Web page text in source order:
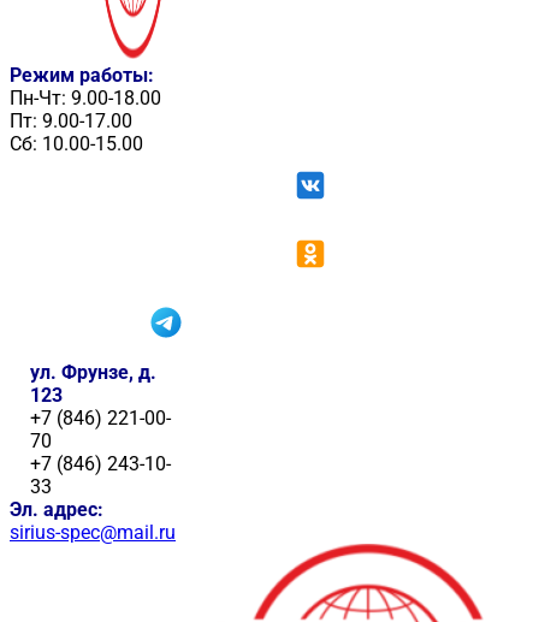
Режим работы:
Пн-Чт: 9.00-18.00
Пт: 9.00-17.00
Сб: 10.00-15.00
ул. Фрунзе, д.
123
+7 (846) 221-00-
70
+7 (846) 243-10-
33
Эл. адрес:
sirius-spec@mail.ru